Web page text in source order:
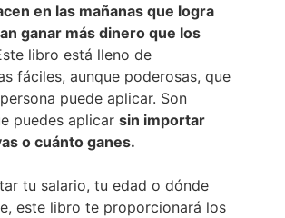
en las mañanas que logra
ganar más dinero que los
libro está lleno de
fáciles, aunque poderosas, que
puede aplicar. Son
puedes aplicar sin importar
o cuánto ganes.
tu salario, tu edad o dónde
este libro te proporcionará los